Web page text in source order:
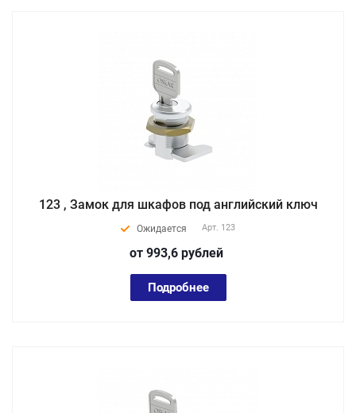
123 , Замок для шкафов под английский ключ
Ожидается Арт. 123
от 993,6 рублей
Подробнее